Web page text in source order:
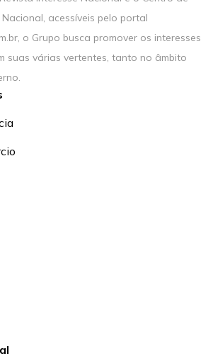
acessíveis pelo portal
o Grupo busca promover os interesses
suas várias vertentes, tanto no âmbito